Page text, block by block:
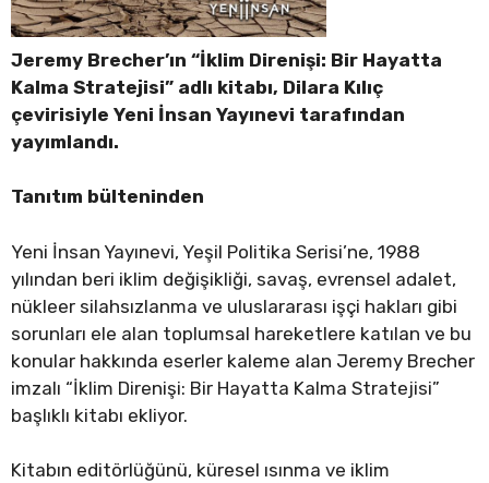
Jeremy Brecher’ın “İklim Direnişi: Bir Hayatta
Kalma Stratejisi” adlı kitabı, Dilara Kılıç
çevirisiyle Yeni İnsan Yayınevi tarafından
yayımlandı.
Tanıtım bülteninden
Yeni İnsan Yayınevi, Yeşil Politika Serisi’ne, 1988
yılından beri iklim değişikliği, savaş, evrensel adalet,
nükleer silahsızlanma ve uluslararası işçi hakları gibi
sorunları ele alan toplumsal hareketlere katılan ve bu
konular hakkında eserler kaleme alan Jeremy Brecher
imzalı “İklim Direnişi: Bir Hayatta Kalma Stratejisi”
başlıklı kitabı ekliyor.
Kitabın editörlüğünü, küresel ısınma ve iklim